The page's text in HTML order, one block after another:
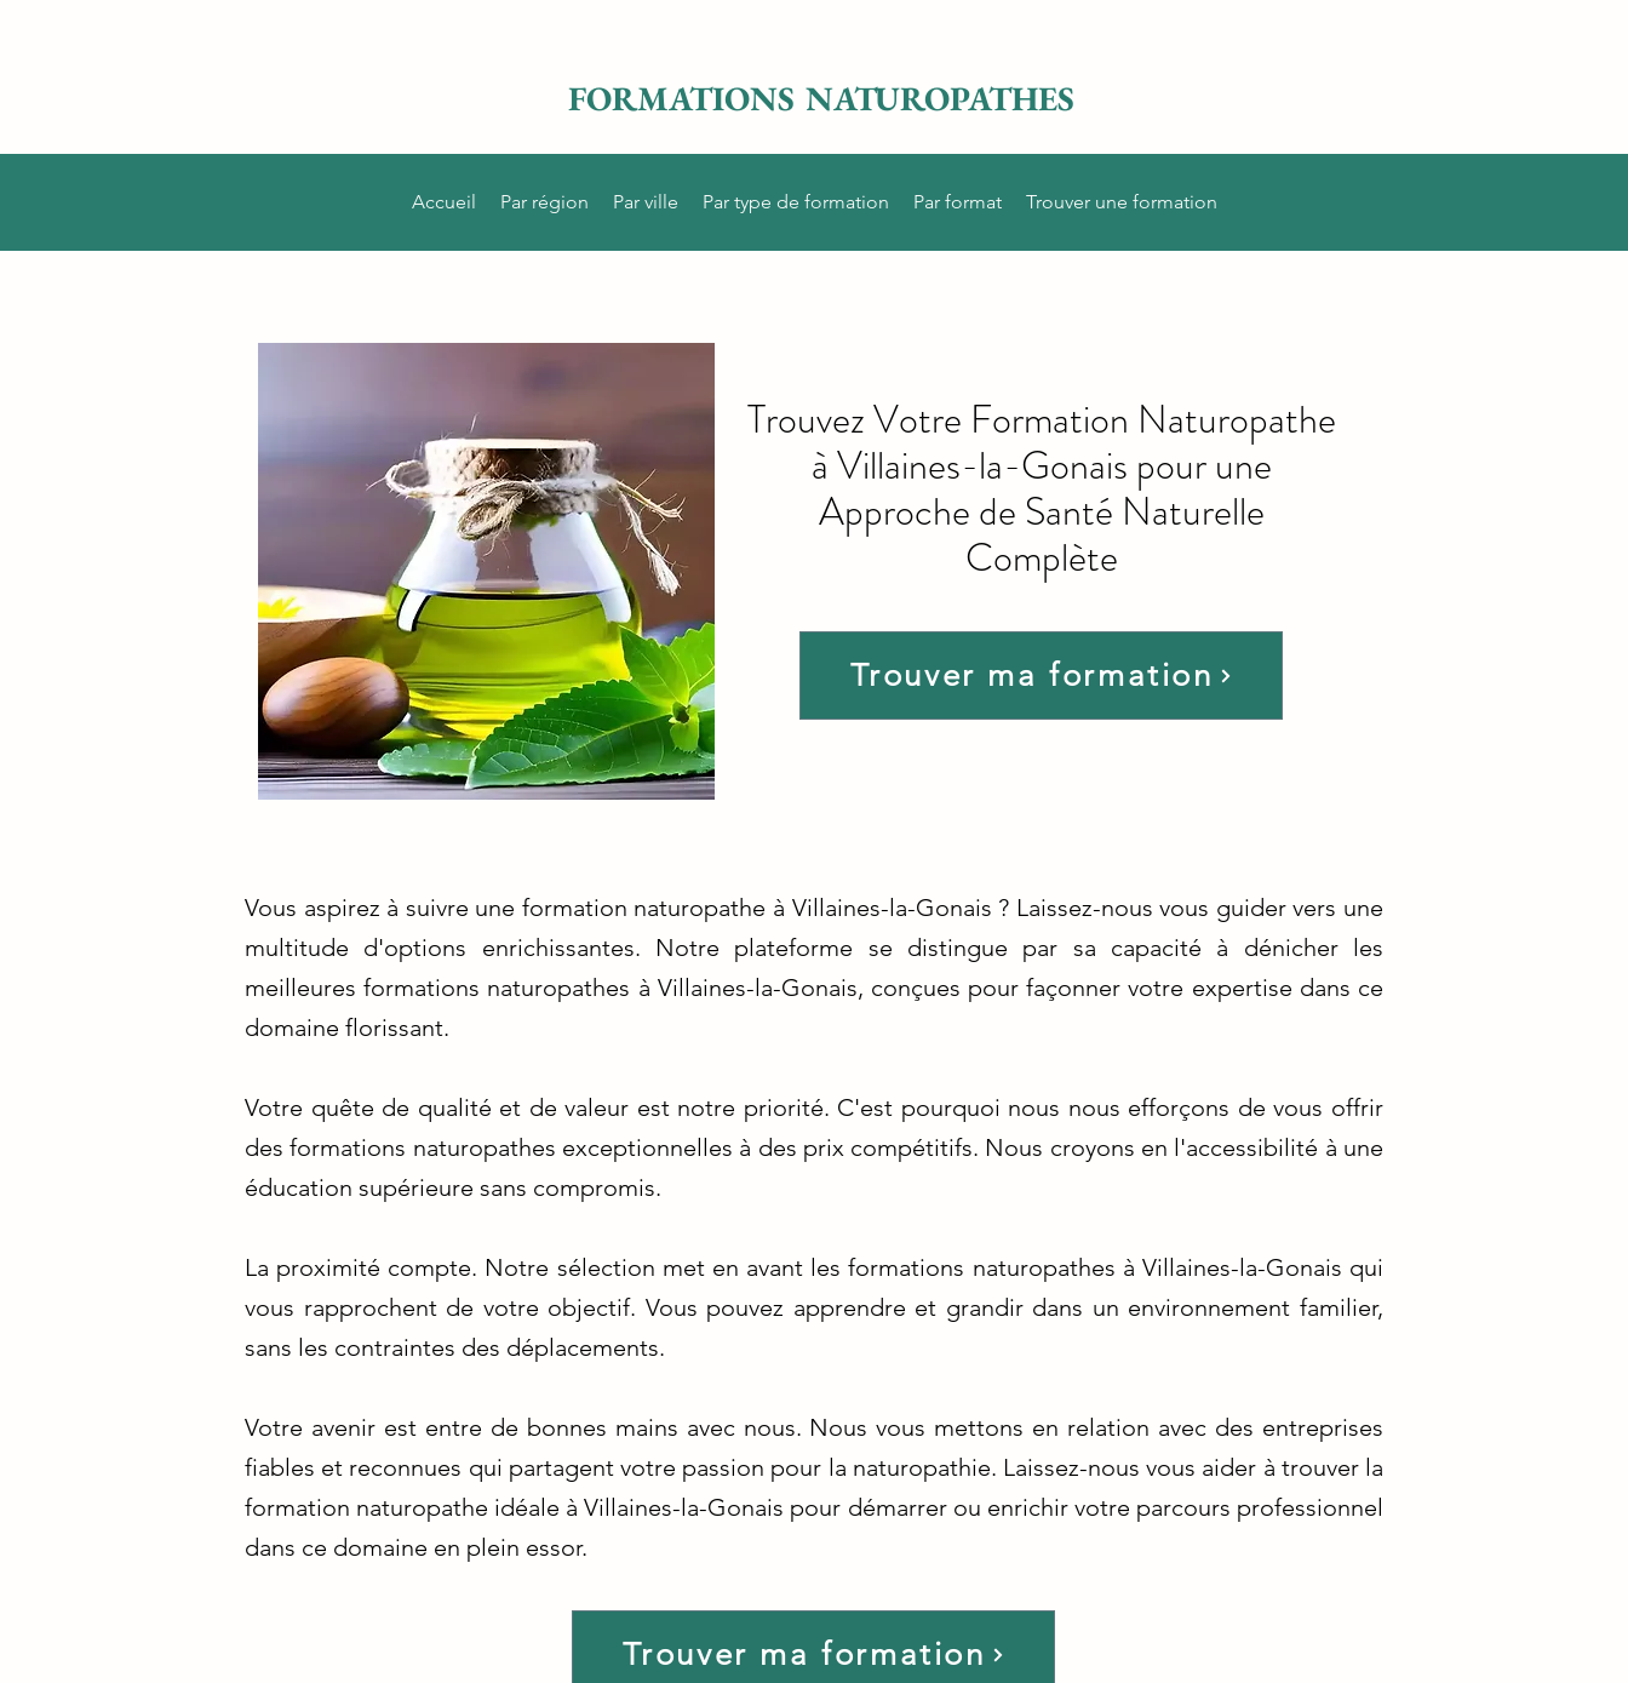
FORMATIONS NATUROPATHES
Accueil Par région Par ville Par type de formation Par format Trouver une formation
Trouver ma formation
Trouvez Votre Formation Naturopathe
à Villaines-la-Gonais pour une
Approche de Santé Naturelle
Complète
Vous aspirez à suivre une formation naturopathe à Villaines-la-Gonais ? Laissez-nous vous guider vers une
multitude d'options enrichissantes. Notre plateforme se distingue par sa capacité à dénicher les
meilleures formations naturopathes à Villaines-la-Gonais, conçues pour façonner votre expertise dans ce
domaine florissant.
Votre quête de qualité et de valeur est notre priorité. C'est pourquoi nous nous efforçons de vous offrir
des formations naturopathes exceptionnelles à des prix compétitifs. Nous croyons en l'accessibilité à une
éducation supérieure sans compromis.
La proximité compte. Notre sélection met en avant les formations naturopathes à Villaines-la-Gonais qui
vous rapprochent de votre objectif. Vous pouvez apprendre et grandir dans un environnement familier,
sans les contraintes des déplacements.
Votre avenir est entre de bonnes mains avec nous. Nous vous mettons en relation avec des entreprises
fiables et reconnues qui partagent votre passion pour la naturopathie. Laissez-nous vous aider à trouver la
formation naturopathe idéale à Villaines-la-Gonais pour démarrer ou enrichir votre parcours professionnel
dans ce domaine en plein essor.
Trouver ma formation